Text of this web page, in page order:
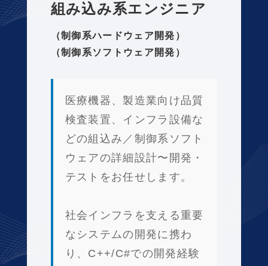
採用情報
組み込み系エンジニア
（制御系ハードウェア開発）
（制御系ソフトウェア開発）
医療機器、製造業向け品質
検査装置、インフラ設備な
どの組込み／制御系ソフト
ウェアの詳細設計〜開発・
テストをお任せします。
社会インフラを支える重要
なシステムの開発に携わ
り、C++/C#での開発経験